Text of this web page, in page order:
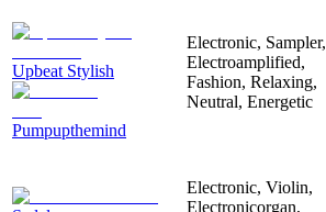
Upbeat Stylish
Pumpupthemind
Electronic, Sampler,
Electroamplified,
Fashion, Relaxing,
Neutral, Energetic
Electronic, Violin,
Electronicorgan,